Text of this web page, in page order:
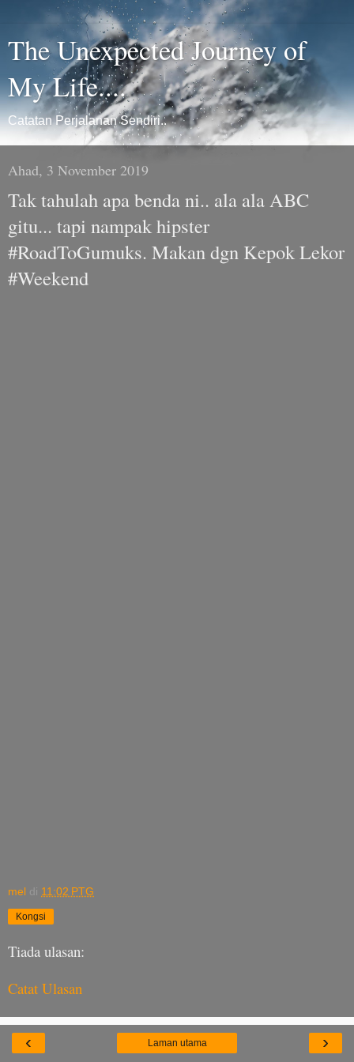
The Unexpected Journey of
My Life....
Catatan Perjalanan Sendiri..
Ahad, 3 November 2019
Tak tahulah apa benda ni.. ala ala ABC
gitu... tapi nampak hipster
#RoadToGumuks. Makan dgn Kepok Lekor
#Weekend
mel di 11:02 PTG
Kongsi
Tiada ulasan:
Catat Ulasan
‹ ›
Laman utama